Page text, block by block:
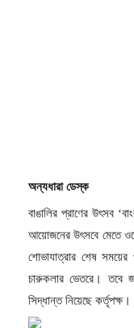
অন্যধারা ডেস্ক
বাঙালির প্রাণের উৎসব
আয়োজনের উৎসবে মেতে
শোভাযাত্রার শেষ
চারুকলার ভেতরে। তবে
সিদ্ধান্ত নিয়েছে